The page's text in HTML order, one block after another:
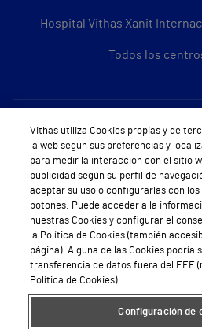
Hospital Vithas Xanit
Todos los
Sobre
Quiénes
Trabajar en
Teléfono Cita
Teléfono Atención
Política de seguridad y
Conoce a
Vithas utiliza Cookies propias y de
la web según sus preferencias y
para medir la interacción con el sitio
publicidad según su perfil de
aceptar su uso o configurarlas con
botones. Puede acceder a la
nuestras Cookies y configurar el
la Política de Cookies (también
página). Alguna de las Cookies podría
transferencia de datos fuera del EEE
Política de Cookies).
Configuración de